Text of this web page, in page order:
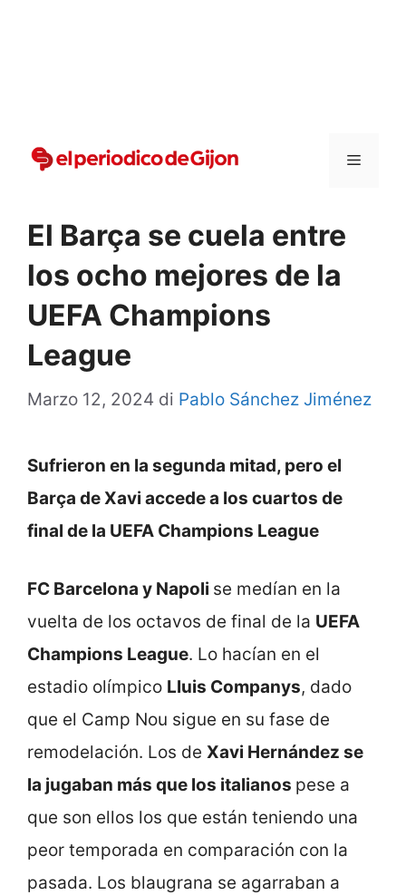
Menu
El Barça se cuela entre
los ocho mejores de la
UEFA Champions
League
Marzo 12, 2024 di Pablo Sánchez Jiménez
Sufrieron en la segunda mitad, pero el
Barça de Xavi accede a los cuartos de
final de la UEFA Champions League
FC Barcelona y Napoli se medían en la
vuelta de los octavos de final de la UEFA
Champions League. Lo hacían en el
estadio olímpico Lluis Companys, dado
que el Camp Nou sigue en su fase de
remodelación. Los de Xavi Hernández se
la jugaban más que los italianos pese a
que son ellos los que están teniendo una
peor temporada en comparación con la
pasada. Los blaugrana se agarraban a